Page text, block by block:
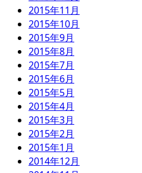
2015年11月
2015年10月
2015年9月
2015年8月
2015年7月
2015年6月
2015年5月
2015年4月
2015年3月
2015年2月
2015年1月
2014年12月